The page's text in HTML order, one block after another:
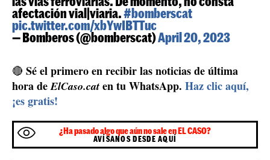
afectación vial|viaria.#bomberscat
pic.twitter.com/xbYwIBTTuc
— Bomberos (@bomberscat)April 20, 2023
🔴 Sé el primero en recibir las noticias de última
hora deElCaso.cat en tu WhatsApp. Haz clic aquí,
¡es gratis!
¿Ha pasado algo que aún no sale en EL CASO?
AVÍSANOS DESDE AQUÍ